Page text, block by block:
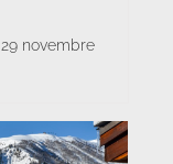
29 novembre